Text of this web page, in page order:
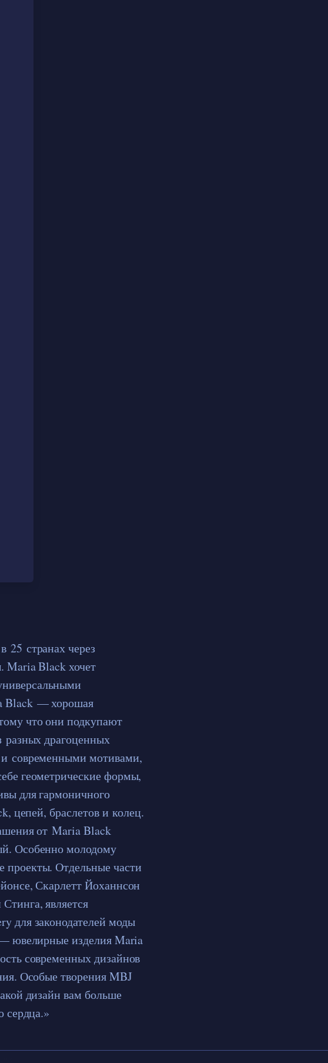
25 странах через
Maria Black хочет
Black — хорошая
что они подкупают
разных драгоценных
современными мотивами,
геометрические формы,
для гармоничного
цепей, браслетов и колец.
от Maria Black
Особенно молодому
проекты. Отдельные части
Скарлетт Йоханнсон
является
для законодателей моды
ювелирные изделия Maria
современных дизайнов
Особые творения MBJ
дизайн вам больше
сердца.»